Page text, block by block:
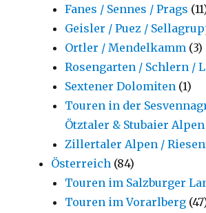
Fanes / Sennes / Prags
Geisler / Puez /
Ortler / Mendelkamm (3)
Rosengarten / Schlern /
Sextener Dolomiten (1)
Touren in der
Ötztaler & Stubaier Alpen
Zillertaler Alpen /
Österreich (84)
Touren im Salzburger
Touren im Vorarlberg